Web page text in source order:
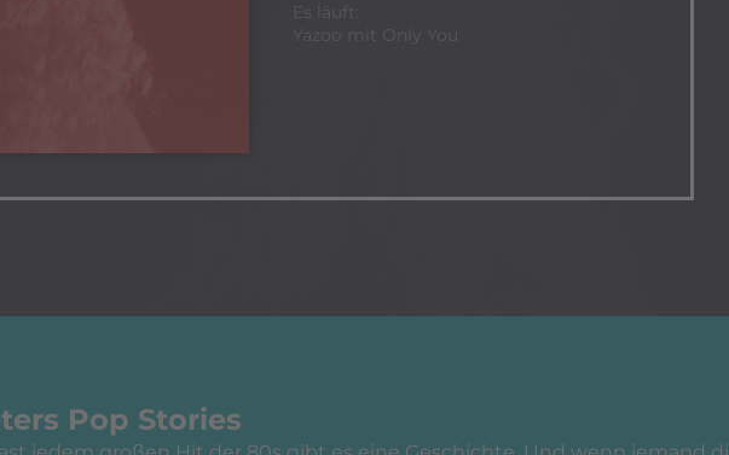
Es läuft:
Yazoo mit Only You
Pop Stories